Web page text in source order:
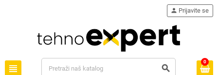
view_headline search
0
person Prijavite se